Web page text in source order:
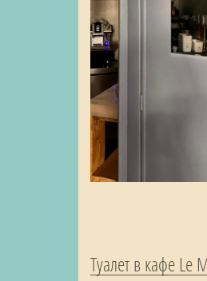
Туалет в кафе Le